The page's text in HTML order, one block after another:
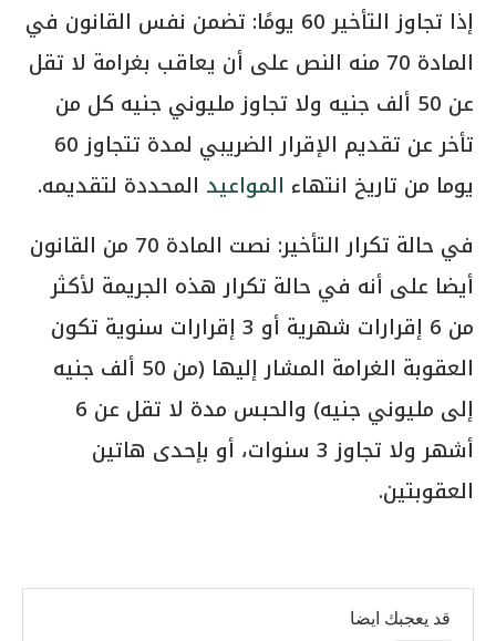
إذا تجاوز التأخير 60 يومًا: تضمن نفس القانون في
المادة 70 منه النص على أن يعاقب بغرامة لا تقل
عن 50 ألف جنيه ولا تجاوز مليوني جنيه كل من
تأخر عن تقديم الإقرار الضريبي لمدة تتجاوز 60
يوما من تاريخ انتهاء المواعيد المحددة لتقديمه.
في حالة تكرار التأخير: نصت المادة 70 من القانون
أيضا على أنه في حالة تكرار هذه الجريمة لأكثر
من 6 إقرارات شهرية أو 3 إقرارات سنوية تكون
العقوبة الغرامة المشار إليها (من 50 ألف جنيه
إلى مليوني جنيه) والحبس مدة لا تقل عن 6
أشهر ولا تجاوز 3 سنوات، أو بإحدى هاتين
العقوبتين.
قد يعجبك ايضا